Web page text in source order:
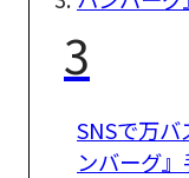
3
SNSで万
ンバーグ